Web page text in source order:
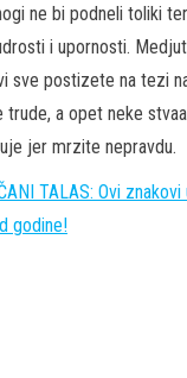
ne bi podneli toliki
i upornosti.
sve postizete na tezi
trude, a opet neke
jer mrzite nepravdu.
TALAS: Ovi
godine!